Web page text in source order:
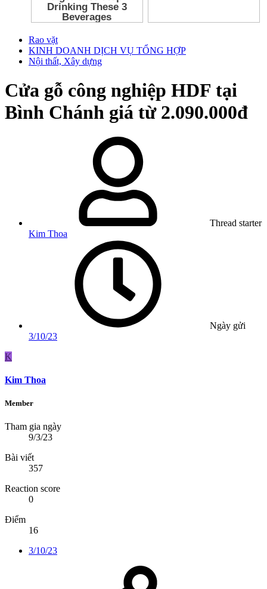
Rao vặt
KINH DOANH DỊCH VỤ TỔNG HỢP
Nội thất, Xây dựng
Cửa gỗ công nghiệp HDF tại
Bình Chánh giá từ 2.090.000đ
Thread starter
Kim Thoa
Ngày gửi
3/10/23
K
Kim Thoa
Member
Tham gia ngày
9/3/23
Bài viết
357
Reaction score
0
Điểm
16
3/10/23